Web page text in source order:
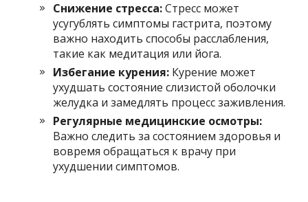
Снижение стресса:Стресс может
усугублять симптомы гастрита, поэтому
важно находить способы расслабления,
такие как медитация или йога.
Избегание курения: Курение может
ухудшать состояние слизистой оболочки
желудка и замедлять процесс заживления.
Регулярные медицинские осмотры:
Важно следить за состоянием здоровья и
вовремя обращаться к врачу при
ухудшении симптомов.